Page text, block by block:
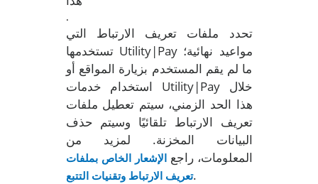
.
تحدد ملفات تعريف الارتباط التي
تستخدمها Utility|Pay مواعيد نهائية؛
ما لم يقم المستخدم بزيارة المواقع أو
استخدام خدمات Utility|Pay خلال
هذا الحد الزمني، سيتم تعطيل ملفات
تعريف الارتباط تلقائيًا وسيتم حذف
البيانات المخزنة. لمزيد من
المعلومات، راجعالإشعار الخاص بملفات
تعريف الارتباط وتقنيات التتبع.